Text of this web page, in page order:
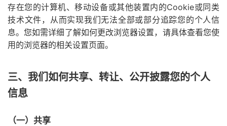
存在您的计算机、移动设备或其他装置内的Cookie或同类
技术文件，从而实现我们无法全部或部分追踪您的个人信
息。您如需详细了解如何更改浏览器设置，请具体查看您使
用的浏览器的相关设置页面。
三、我们如何共享、转让、公开披露您的个人
信息
（一）共享